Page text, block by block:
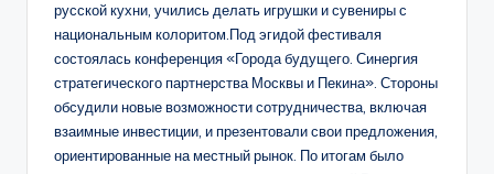
русской кухни, учились делать игрушки и сувениры с
национальным колоритом.Под эгидой фестиваля
состоялась конференция «Города будущего. Синергия
стратегического партнерства Москвы и Пекина». Стороны
обсудили новые возможности сотрудничества, включая
взаимные инвестиции, и презентовали свои предложения,
ориентированные на местный рынок. По итогам было